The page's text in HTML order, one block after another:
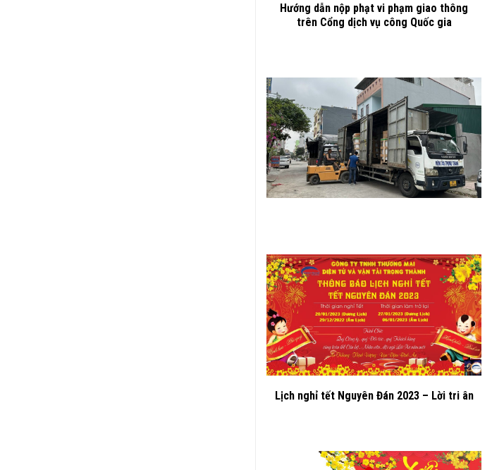
Hướng dẫn nộp phạt vi phạm giao thông
trên Cổng dịch vụ công Quốc gia
Lịch nghỉ tết Nguyên Đán 2023 – Lời tri ân